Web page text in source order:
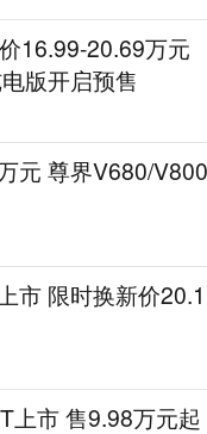
16.99-20.69万元
版开启预售
元 尊界V680/V800
市 限时换新价20.1
上市 售9.98万元起